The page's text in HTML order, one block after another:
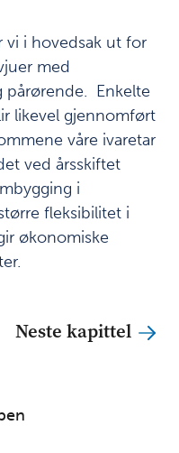
vi i hovedsak ut for
med
pårørende. Enkelte
likevel gjennomført
våre ivaretar
ved årsskiftet
i
fleksibilitet i
økonomiske
Neste kapittel